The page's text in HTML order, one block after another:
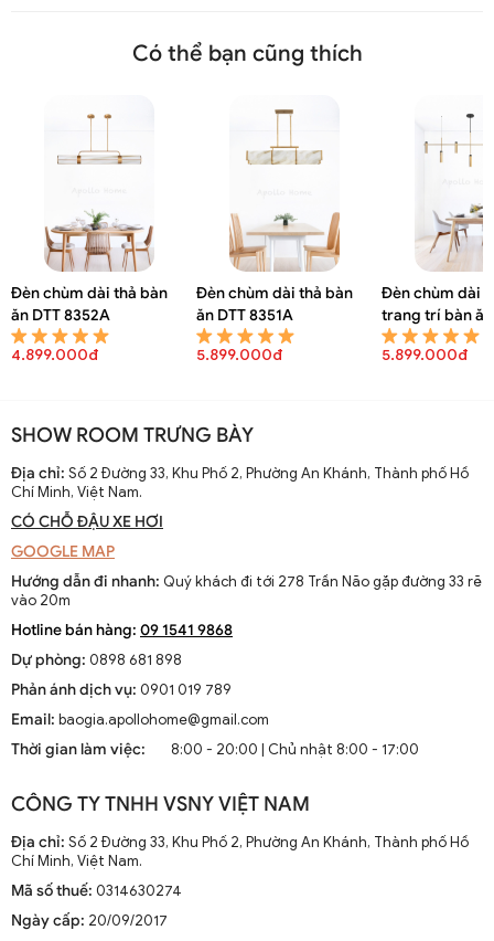
Có thể bạn cũng thích
Đèn chùm dài thả bàn
ăn DTT 8352A
4.899.000đ
Đèn chùm dài thả bàn
ăn DTT 8351A
5.899.000đ
Đèn chùm dài
trang trí bàn ăn
8347A
5.899.000đ
SHOW ROOM TRƯNG BÀY
Địa chỉ: Số 2 Đường 33, Khu Phố 2, Phường An Khánh, Thành phố Hồ
Chí Minh, Việt Nam.
CÓ CHỖ ĐẬU XE HƠI
GOOGLE MAP
Hướng dẫn đi nhanh: Quý khách đi tới 278 Trần Não gặp đường 33 rẽ
vào 20m
Hotline bán hàng: 09 1541 9868
Dự phòng: 0898 681 898
Phản ánh dịch vụ: 0901 019 789
Email: baogia.apollohome@gmail.com
Thời gian làm việc:
8:00 - 20:00 | Chủ nhật 8:00 - 17:00
CÔNG TY TNHH VSNY VIỆT NAM
Địa chỉ: Số 2 Đường 33, Khu Phố 2, Phường An Khánh, Thành phố Hồ
Chí Minh, Việt Nam.
Mã số thuế: 0314630274
Ngày cấp: 20/09/2017